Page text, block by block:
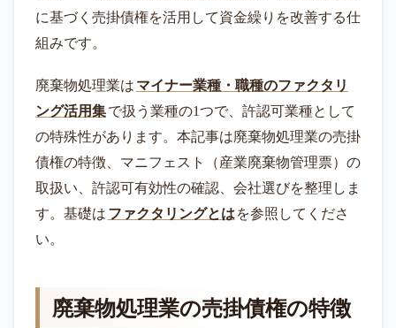
に基づく売掛債権を活用して資金繰りを改善する仕
組みです。
廃棄物処理業は マイナー業種・職種のファクタリ
ング活用集で扱う業種の1つで、許認可業種として
の特殊性があります。本記事は廃棄物処理業の売掛
債権の特徴、マニフェスト（産業廃棄物管理票）の
取扱い、許認可有効性の確認、会社選びを整理しま
す。基礎は ファクタリングとは を参照してくださ
い。
廃棄物処理業の売掛債権の特徴